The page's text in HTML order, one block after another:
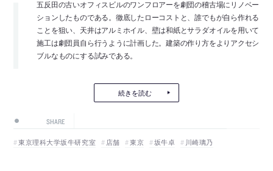
五反田の古いオフィスビルのワンフロアーを劇団の稽古場にリノベー
ションしたものである。徹底したローコストと、誰でもが自ら作れる
ことを狙い、天井はアルミホイル、壁は和紙とサラダオイルを用いて
施工は劇団員自ら行うように計画した。建築の作り方をよりアクセシ
ブルなものにする試みである。
続きを読む
SHARE
東京理科大学坂牛研究室 店舗 東京 坂牛卓 川崎璃乃